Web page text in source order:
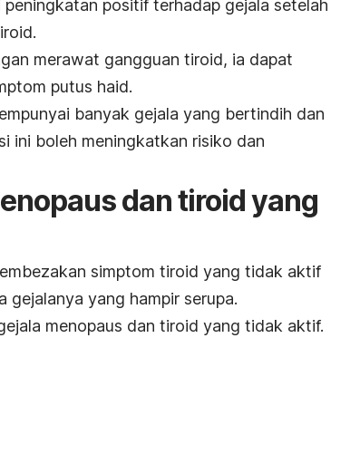
peningkatan positif terhadap gejala setelah
merawat gangguan tiroid, ia dapat
putus haid.
banyak gejala yang bertindih dan
ini boleh meningkatkan risiko dan
dan tiroid yang
simptom tiroid yang tidak aktif
gejalanya yang hampir serupa.
menopaus dan tiroid yang tidak aktif.